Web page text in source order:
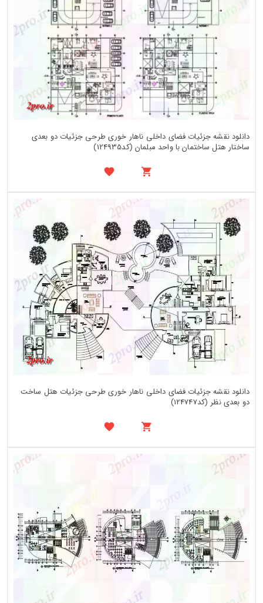
دانلود نقشه جزئیات فضای داخلی ناهار خوری طرحی جزئیات دو بعدی
ساختار هتل ساختمان با واحد مبلمان (کد124935)
دانلود نقشه جزئیات فضای داخلی ناهار خوری طرحی جزئیات هتل ساخت
دو بعدی نظر (کد124747)